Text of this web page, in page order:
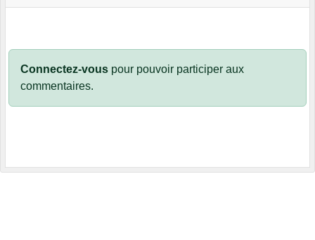
Connectez-vous pour pouvoir participer aux
commentaires.